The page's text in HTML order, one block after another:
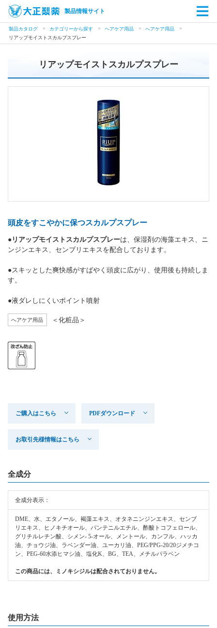
製品情報サイト
製品カタログ カテゴリーから探す ヘアケア用品
へアケア用品
リアップモイストスカルプスプレー
リアップモイストスカルプスプレー
頭皮をすこやかに保つスカルプスプレー
● リアップモイストスカルプスプレーは、保湿剤の海藻エキス、ニ
ンジンエキス、センブリエキスを配合しております。
●スキッとした爽快感がすばやく頭皮に広がり、使用後も持続しま
す。
●液ダレしにくいポイント噴射
へアケア用品 ＜化粧品＞
ご購入はこちら PDFダウンロード
お取引先様情報はこちら
全成分
全成分表示：
DME、水、エタノール、褐藻エキス、オタネニンジンエキス、センブ
リエキス、ヒノキチオール、パンテニルエチル、酢酸トコフェロール、
グリチルレチン酸、シメン- 5-オール、メントール、カンフル、ハッカ
油、チョウジ油、ラベンダー油、ユーカリ油、PEG/PPG-20/20ジメチコ
ン、PEG-60水添ヒマシ油、塩化K、BG、TEA、メチルパラベン
この商品には、ミノキシジルは配合されておりません。
使用方法